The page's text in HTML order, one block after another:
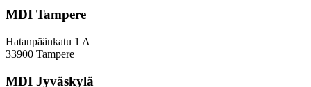
MDI Tampere
Hatanpäänkatu 1 A
33900 Tampere
MDI Jyväskylä